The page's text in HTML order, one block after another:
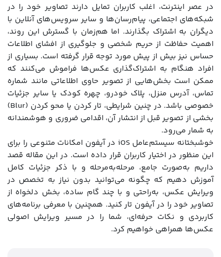
در عصر اینترنت، اغلب کاربران تمایل دارند تصاویر خود را در
شبکه‌های اجتماعی، پیام‌رسان‌ها و سایر سرویس‌های آنلاین با
دیگران به اشتراک بگذارند. اما هم‌زمان با گسترش این روند،
اهمیت حفاظت از حریم شخصی و جلوگیری از افشای اطلاعات
حساس نیز بیش از پیش مورد توجه قرار گرفته است. بسیاری از
افراد هنگام به اشتراک‌گذاری عکس‌ها فراموش می‌کنند که
ممکن است بخش‌هایی از تصویر حاوی اطلاعاتی مانند شماره
تماس، آدرس منزل، پلاک خودرو، چهره کودک یا سایر جزئیات
خصوصی باشد. در چنین شرایطی، تار کردن یا محو کردن (Blur)
بخشی از تصویر قبل از انتشار آن، اقدامی ضروری و هوشمندانه
به شمار می‌رود.
خوشبختانه سیستم‌عامل iOS در آیفون امکانات متنوعی را برای
این منظور در اختیار کاربران قرار داده است. در این مقاله قصد
داریم به‌صورت جامع، مرحله‌به‌مرحله و با ذکر جزئیات کامل
آموزش دهیم که چگونه می‌توانید بدون نیاز به تخصص در
ویرایش عکس، به‌راحتی و با چند گام ساده، بخش دلخواه از
تصاویر خود را در آیفون تار کنید. همچنین با معرفی برنامه‌های
کاربردی و نکات حرفه‌ای، شما را در مسیر ویرایش اصولی
عکس‌ها همراهی خواهیم کرد.